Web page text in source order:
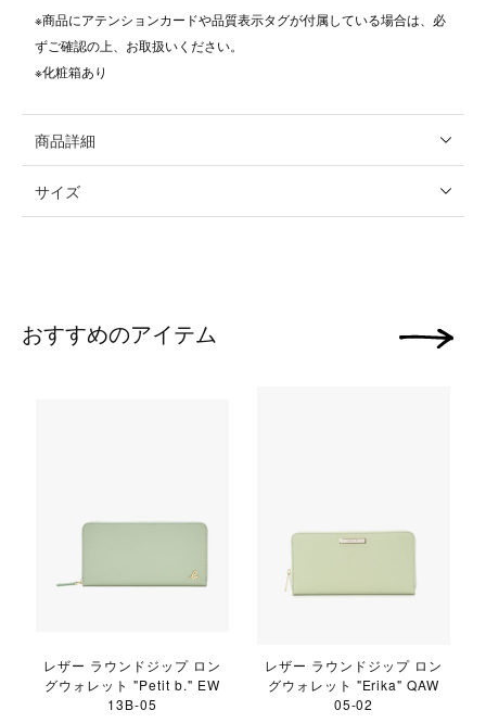
※商品にアテンションカードや品質表示タグが付属している場合は、必
ずご確認の上、お取扱いください。
※化粧箱あり
商品詳細
サイズ
おすすめのアイテム
レザー ラウンドジップ ロン
グウォレット "Petit b." EW
13B-05
レザー ラウンドジップ ロン
グウォレット "Erika" QAW
05-02
次の画像